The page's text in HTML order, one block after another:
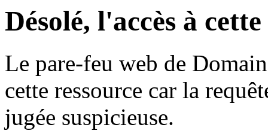
Désolé, l'accès à
Le pare-feu web de
cette ressource car la
jugée suspicieuse.